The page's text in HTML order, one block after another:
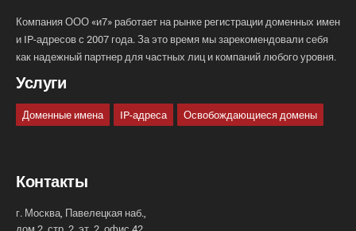
Компания ООО «и7» работает на рынке регистрации доменных имен
и IP-адресов с 2007 года. За это время мы зарекомендовали себя
как надежный партнер для частных лиц и компаний любого уровня.
Услуги
Доменные имена IP-адреса Освобождающиеся домены
Контакты
г. Москва, Павелецкая наб.,